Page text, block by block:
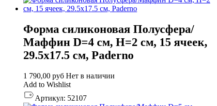
Форма силиконовая Полусфера/
Маффин D=4 см, H=2 см, 15 ячеек,
29.5х17.5 см, Paderno
1 790,00 руб Нет в наличии
Add to Wishlist
Артикул: 52107